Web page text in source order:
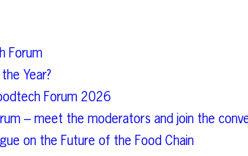
Forum
Year?
Forum 2026
– meet the moderators and join the
on the Future of the Food Chain